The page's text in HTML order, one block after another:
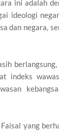
ini adalah
ideologi
dan negara,
indeks
yang